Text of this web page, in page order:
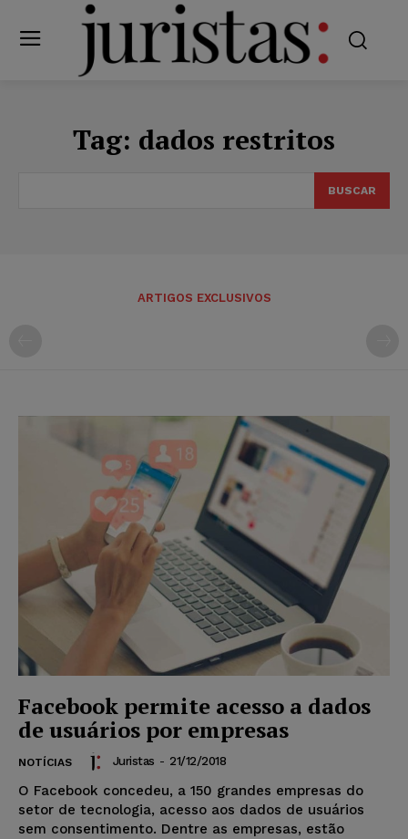
Tag: dados restritos
BUSCAR
ARTIGOS EXCLUSIVOS
Facebook permite acesso a dados
de usuários por empresas
NOTÍCIAS Juristas - 21/12/2018
O Facebook concedeu, a 150 grandes empresas do
setor de tecnologia, acesso aos dados de usuários
sem consentimento. Dentre as empresas, estão